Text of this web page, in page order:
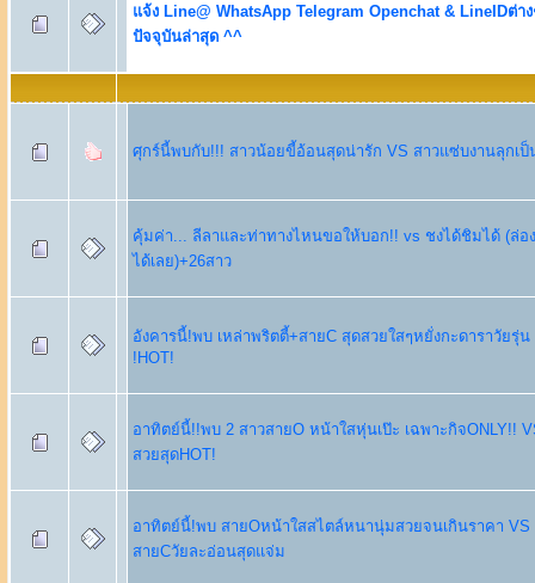
แจ้ง Line@ WhatsApp Telegram Openchat & LineIDต่า
ปัจจุบันล่าสุด ^^
ศุกร์นี้พบกับ!!! สาวน้อยขี้อ้อนสุดน่ารัก VS สาวแซ่บงานลุกเป็
คุ้มค่า... ลีลาและท่าทางไหนขอให้บอก!! vs ชงได้ชิมได้ (ล่อ
ได้เลย)+26สาว
อังคารนี้!พบ เหล่าพริตตี้+สายC สุดสวยใสๆหยั่งกะดาราวัยรุ่น
!HOT!
อาทิตย์นี้!!พบ 2 สาวสายO หน้าใสหุ่นเป๊ะ เฉพาะกิจONLY!!
สวยสุดHOT!
อาทิตย์นี้!พบ สายOหน้าใสสไตล์หนานุ่มสวยจนเกินราคา VS
สายCวัยละอ่อนสุดแจ่ม